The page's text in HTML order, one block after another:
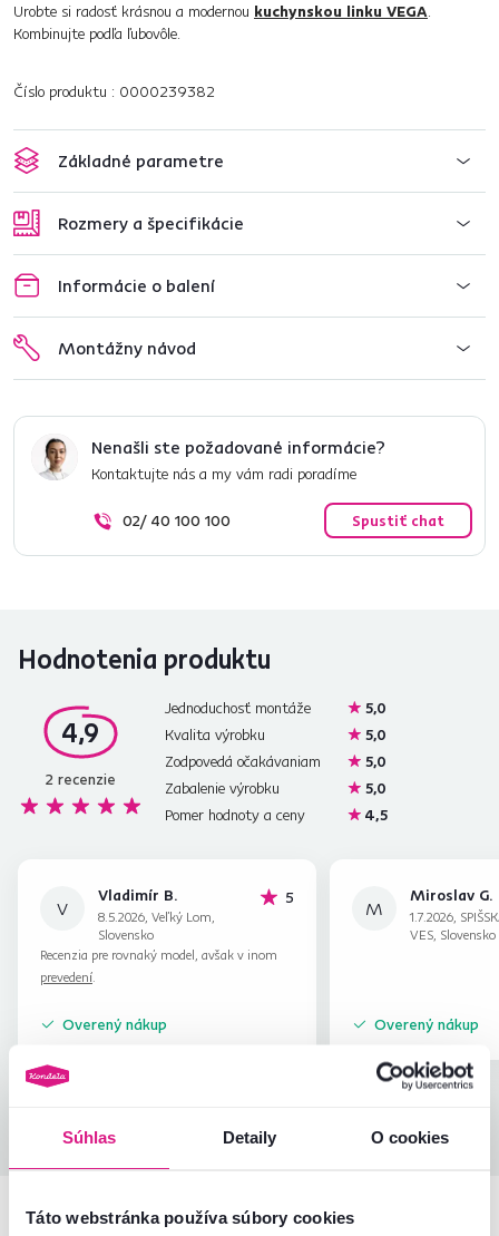
Súhlas Detaily O cookies
Táto webstránka používa súbory cookies
Urobte si radosť krásnou a modernou kuchynskou linku VEGA.
Kombinujte podľa ľubovôle.
Číslo produktu : 0000239382
Základné parametre
Rozmery a špecifikácie
Informácie o balení
Montážny návod
Nenašli ste požadované informácie?
Kontaktujte nás a my vám radi poradíme
02/ 40 100 100 Spustiť chat
Hodnotenia produktu
4,9
2 recenzie
Jednoduchosť montáže
5,0
Kvalita výrobku
5,0
Zodpovedá očakávaniam
5,0
Zabalenie výrobku
5,0
Pomer hodnoty a ceny
4,5
V
Vladimír B.
8.5.2026, Veľký Lom,
Slovensko
5hviezdičiek
Recenzia pre rovnaký model, avšak v inom
prevedení.
Overený nákup
M
Miroslav G.
1.7.2026,
VES, Slovensko
Overený nákup